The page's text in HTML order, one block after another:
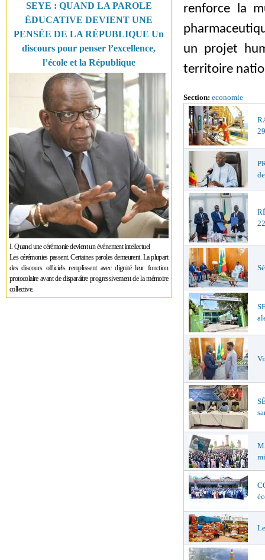
SEYE : QUAND LA PAROLE
ÉDUCATIVE DEVIENT UNE
PENSÉE DE LA RÉPUBLIQUE Un
discours pour penser l’excellence,
l’école et la République
I. Quand une cérémonie devient un événement intellectuel
Les cérémonies passent. Certaines paroles demeurent. La plupart
des discours officiels remplissent avec dignité leur fonction
protocolaire avant de disparaître progressivement de la mémoire
collective.
renforce la
un projet
territoire
Section: economie